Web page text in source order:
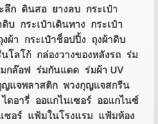
ลึก ดินสอ ยางลบ กระเป๋า
บ กระเป๋าเดินทาง กระเป๋า
งผ้า กระเป๋าช็อปปิ้ง ถุงผ้าดิบ
โลโก้ กล่องวางของหลังรถ ร่ม
กล๊อฟ ร่มกันแดด ร่มผ้า UV
แจพลาสติก พวงกุญแจสกรีน
ดอารี่ ออแกไนเซอร์ ออแกไนซ์
เซอร์ แฟ้มในโรงแรม แฟ้มห้อง